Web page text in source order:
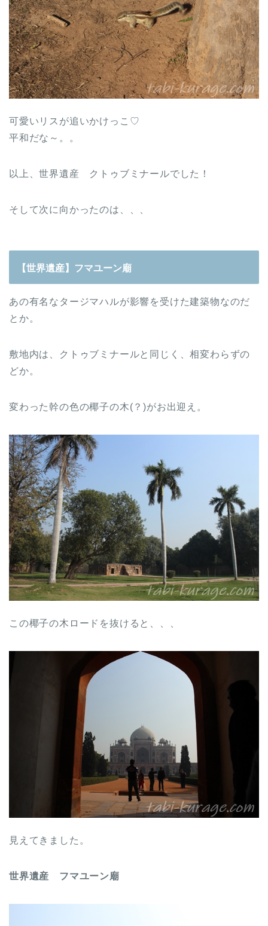
可愛いリスが追いかけっこ♡
平和だな～。。
以上、世界遺産 クトゥブミナールでした！
そして次に向かったのは、、、
【世界遺産】フマユーン廟
あの有名なタージマハルが影響を受けた建築物なのだ
とか。
敷地内は、クトゥブミナールと同じく、相変わらずの
どか。
変わった幹の色の椰子の木(？)がお出迎え。
この椰子の木ロードを抜けると、、、
見えてきました。
世界遺産 フマユーン廟